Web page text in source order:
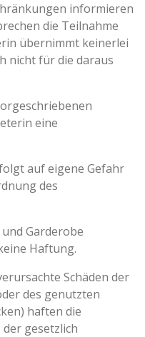
informieren
die Teilnahme
übernimmt keinerlei
nicht für die daraus
eine
auf eigene Gefahr
des
Garderobe
Haftung.
Schäden der
des genutzten
haften die
gesetzlich